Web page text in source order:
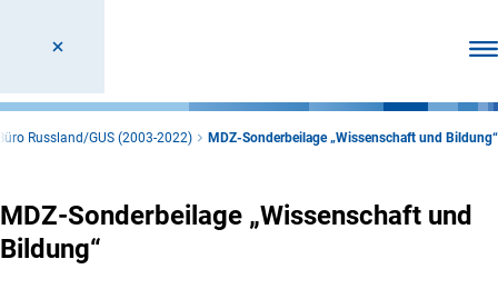
Russland/GUS (2003-2022) MDZ-Sonderbeilage „Wissenschaft und Bildung“
MDZ-Sonderbeilage „Wissenschaft und
Bildung“